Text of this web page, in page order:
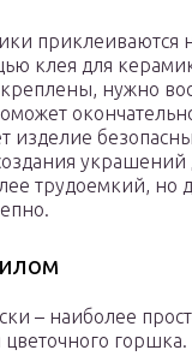
приклеиваются
клея для
нужно
изделие
украшений
трудоемкий, но
– наиболее
горшка.